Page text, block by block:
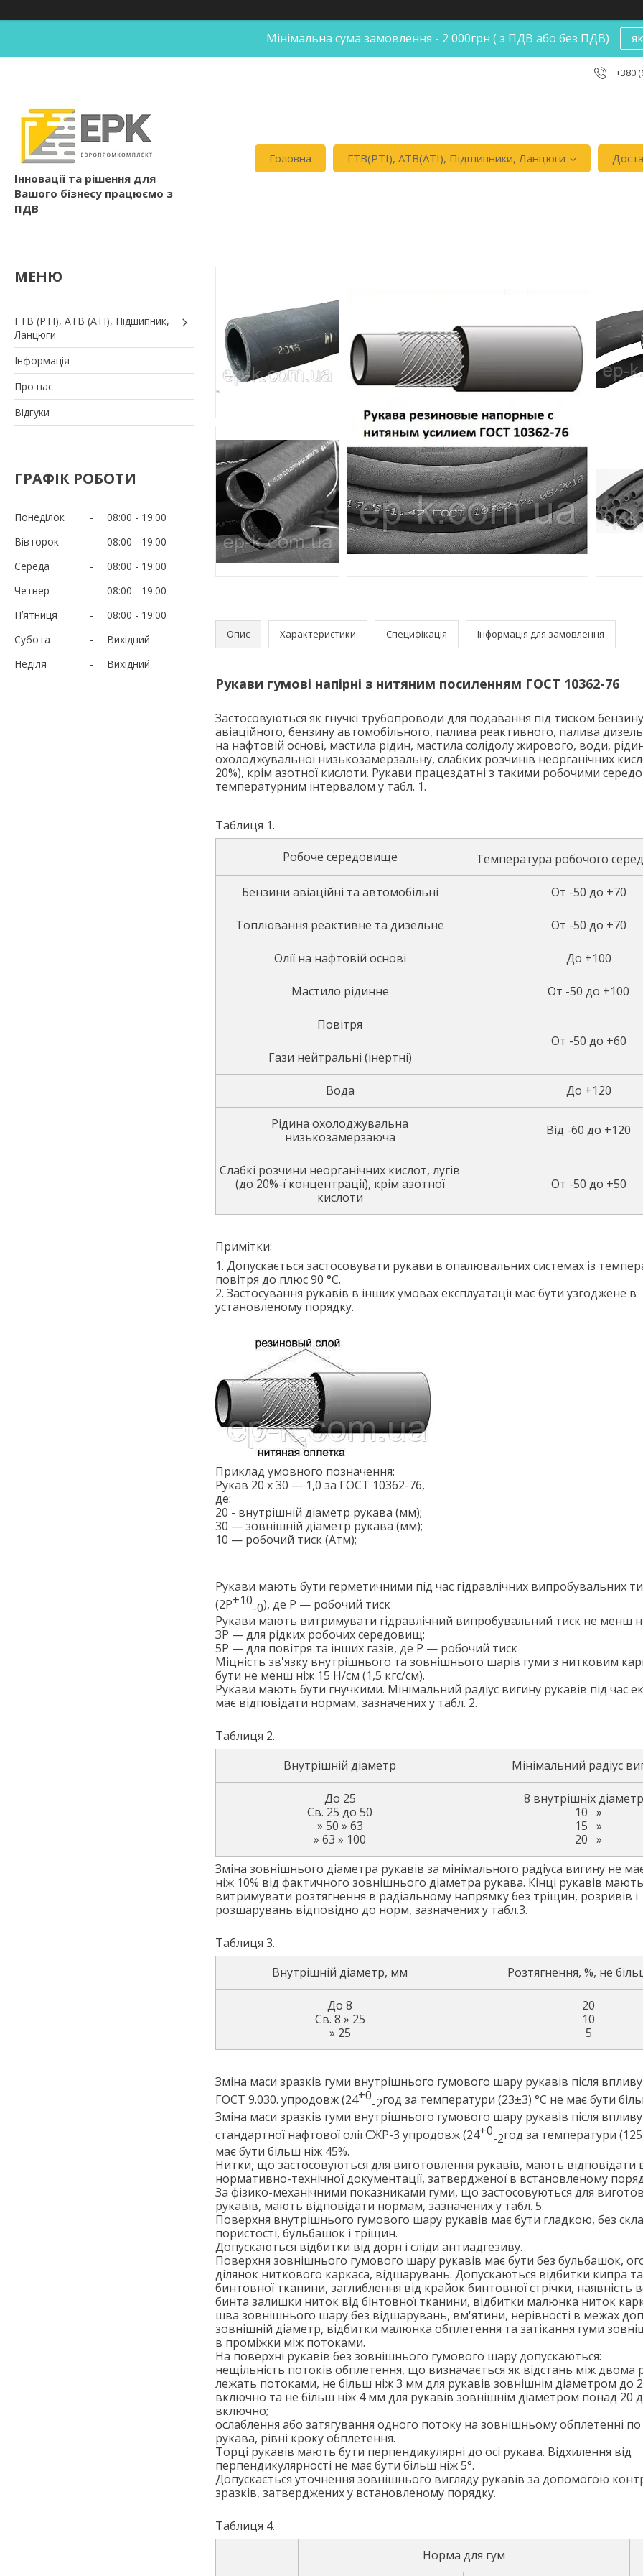
Мінімальна сума замовлення - 2 000грн ( з ПДВ або без ПДВ)
+380
Інновації та рішення для
Вашого бізнесу працюємо з
ПДВ
Головна ГТВ(РТI), АТВ(АТI), Пiдшипники, Ланцюги
ГТВ (РТI), АТВ (АТI), Пiдшипник,
Ланцюги
Iнформація
Про нас
Вiдгуки
ГРАФІК РОБОТИ
Понеділок 08:00
19:00
Вівторок
08:00
19:00
Середа
08:00
19:00
Четвер
08:00
19:00
Пʼятниця
08:00
19:00
Субота
Вихідний
Неділя
Вихідний
Опис Характеристики Специфікація Інформація для замовлення
Рукави гумові напірні з нитяним посиленням ГОСТ 10362-76
Застосовуються як гнучкі трубопроводи для подавання під тиском бензину
авіаційного, бензину автомобільного, палива реактивного, палива
на нафтовій основі, мастила рідин, мастила солідолу жирового, води,
охолоджувальної низькозамерзальну, слабких розчинів неорганічних
20%), крім азотної кислоти. Рукави працездатні з такими робочими
температурним інтервалом у табл. 1.
Таблиця 1.
Робоче середовище
Температура робочого
Бензини авіаційні та автомобільні От -50 до +70
Топлювання реактивне та дизельне От -50 до +70
Олії на нафтовій основі До +100
Мастило рідинне От -50 до +100
Повітря
От -50 до +60
Гази нейтральні (інертні)
Вода До +120
Рідина охолоджувальна
низькозамерзаюча
Від -60 до +120
Слабкі розчини неорганічних кислот, лугів
(до 20%-ї концентрації), крім азотної
кислоти
От -50 до +50
Примітки:
1. Допускається застосовувати рукави в опалювальних системах із
повітря до плюс 90 °C.
2. Застосування рукавів в інших умовах експлуатації має бути узгоджене в
установленому порядку.
Приклад умовного позначення:
Рукав 20 х 30 — 1,0 за ГОСТ 10362-76,
де:
20 - внутрішній діаметр рукава (мм);
30 — зовнішній діаметр рукава (мм);
10 — робочий тиск (Атм);
Рукави мають бути герметичними під час гідравлічних випробувальних
(2Р+10-0), де Р — робочий тиск
Рукави мають витримувати гідравлічний випробувальний тиск не менш
ЗР — для рідких робочих середовищ;
5Р — для повітря та інших газів, де Р — робочий тиск
Міцність зв'язку внутрішнього та зовнішнього шарів гуми з нитковим
бути не менш ніж 15 Н/см (1,5 кгс/см).
Рукави мають бути гнучкими. Мінімальний радіус вигину рукавів під час
має відповідати нормам, зазначених у табл. 2.
Таблиця 2.
Внутрішній діаметр
Мінімальний радіус
До 25
Св. 25 до 50
» 50 » 63
» 63 » 100
8 внутрішніх
10 »
15 »
20 »
Зміна зовнішнього діаметра рукавів за мінімального радіуса вигину не
ніж 10% від фактичного зовнішнього діаметра рукава. Кінці рукавів мають
витримувати розтягнення в радіальному напрямку без тріщин, розривів і
розшарувань відповідно до норм, зазначених у табл.3.
Таблиця 3.
Внутрішній діаметр, мм
Розтягнення, %, не
До 8
Св. 8 » 25
» 25
20
10
5
Зміна маси зразків гуми внутрішнього гумового шару рукавів після
ГОСТ 9.030. упродовж (24+0-2год за температури (23±3) °C не має бути
Зміна маси зразків гуми внутрішнього гумового шару рукавів після впливу
стандартної нафтової олії СЖР-3 упродовж (24+0-2год за температури
має бути більш ніж 45%.
Нитки, що застосовуються для виготовлення рукавів, мають відповідати
нормативно-технічної документації, затвердженої в встановленому
За фізико-механічними показниками гуми, що застосовуються для
рукавів, мають відповідати нормам, зазначених у табл. 5.
Поверхня внутрішнього гумового шару рукавів має бути гладкою, без
пористості, бульбашок і тріщин.
Допускаються відбитки від дорн і сліди антиадгезиву.
Поверхня зовнішнього гумового шару рукавів має бути без бульбашок,
ділянок ниткового каркаса, відшарувань. Допускаються відбитки кипра
бинтовної тканини, заглиблення від крайок бинтовної стрічки, наявність
бинта залишки ниток від бінтовної тканини, відбитки малюнка ниток
шва зовнішнього шару без відшарувань, вм'ятини, нерівності в межах
зовнішній діаметр, відбитки малюнка обплетення та затікання гуми
в проміжки між потоками.
На поверхні рукавів без зовнішнього гумового шару допускаються:
нещільність потоків обплетення, що визначається як відстань між
лежать потоками, не більш ніж 3 мм для рукавів зовнішнім діаметром до
включно та не більш ніж 4 мм для рукавів зовнішнім діаметром понад 20
включно;
ослаблення або затягування одного потоку на зовнішньому обплетенні
рукава, рівні кроку обплетення.
Торці рукавів мають бути перпендикулярні до осі рукава. Відхилення від
перпендикулярності не має бути більш ніж 5°.
Допускається уточнення зовнішнього вигляду рукавів за допомогою
зразків, затверджених у встановленому порядку.
Таблиця 4.
Норма для гум